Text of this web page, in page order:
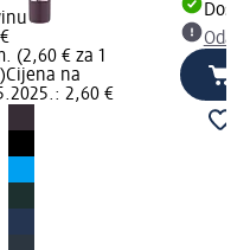
(2,60 € za 1
Cijena na
2,60 €